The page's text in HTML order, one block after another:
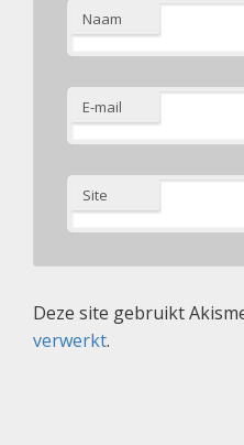
Naam
E-mail
Site
Deze site gebruikt
verwerkt.